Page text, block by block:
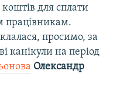
коштів для сплати
працівникам.
просимо, за
канікули на період
Олександр